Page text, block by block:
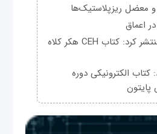
ریزپلاستیک‌ها
اعماق
ماهنامه شبکه منتشر کرد: کتاب CEH هکر کلاه
الکترونیکی دوره